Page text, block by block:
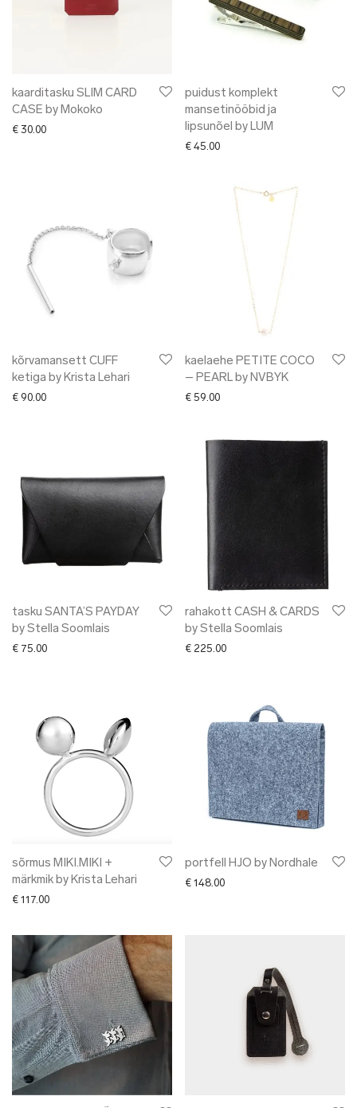
kaarditasku SLIM CARD
CASE by Mokoko
€ 30.00
puidust komplekt
mansetinööbid ja
lipsunõel by LUM
€ 45.00
kõrvamansett CUFF
ketiga by Krista Lehari
€ 90.00
kaelaehe PETITE COCO
– PEARL by NVBYK
€ 59.00
tasku SANTA’S PAYDAY
by Stella Soomlais
€ 75.00
rahakott CASH & CARDS
by Stella Soomlais
€ 225.00
sõrmus MIKI.MIKI +
märkmik by Krista Lehari
€ 117.00
portfell HJO by Nordhale
€ 148.00